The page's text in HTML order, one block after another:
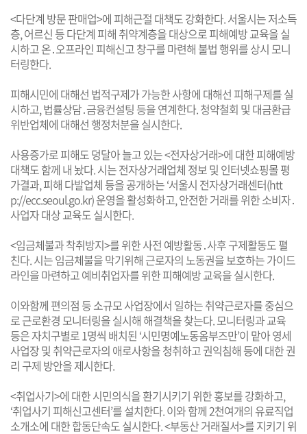
<다단계 방문 판매업>에 피해근절 대책도 강화한다. 서울시는 저소득
층, 어르신 등 다단계 피해 취약계층을 대상으로 피해예방 교육을 실
시하고 온․오프라인 피해신고 창구를 마련해 불법 행위를 상시 모니
터링한다.
피해시민에 대해선 법적구제가 가능한 사항에 대해선 피해구제를 실
시하고, 법률상담․금융컨설팅 등을 연계한다. 청약철회 및 대금환급
위반업체에 대해선 행정처분을 실시한다.
사용증가로 피해도 덩달아 늘고 있는 <전자상거래>에 대한 피해예방
대책도 함께 내 놨다. 시는 전자상거래업체 정보 및 인터넷쇼핑몰 평
가결과, 피해 다발업체 등을 공개하는 ‘서울시 전자상거래센터(htt
p://ecc.seoul.go.kr) 운영을 활성화하고, 안전한 거래를 위한 소비자․
사업자 대상 교육도 실시한다.
<임금체불과 착취방지>를 위한 사전 예방활동․사후 구제활동도 펼
친다. 시는 임금체불을 막기위해 근로자의 노동권을 보호하는 가이드
라인을 마련하고 예비취업자를 위한 피해예방 교육을 실시한다.
이와함께 편의점 등 소규모 사업장에서 일하는 취약근로자를 중심으
로 근로환경 모니터링을 실시해 해결책을 찾는다. 모니터링과 교육
등은 자치구별로 1명씩 배치된 ‘시민명예노동옴부즈만’이 맡아 영세
사업장 및 취약근로자의 애로사항을 청취하고 권익침해 등에 대한 권
리 구제 방안을 제시한다.
<취업사기>에 대한 시민의식을 환기시키기 위한 홍보를 강화하고,
‘취업사기 피해신고센터’를 설치한다. 이와 함께 2천여개의 유료직업
소개소에 대한 합동단속도 실시한다. <부동산 거래질서>를 지키기 위